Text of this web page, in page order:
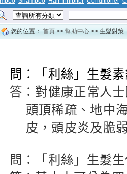
您的位置： 首頁 >> 幫助中心 >> 生髮對策
問：「利絲」生髮
答：對健康正常人
頭頂稀疏、地中
皮，頭皮炎及脆
問：「利絲」生髮